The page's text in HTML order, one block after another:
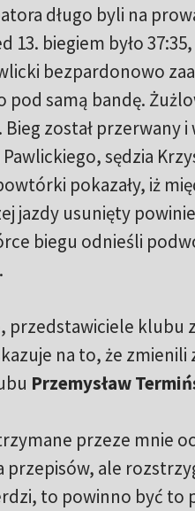
długo byli na
13. biegiem było
bezpardonowo
pod samą bandę.
Bieg został przerwany
sędzia
pokazały, iż
jazdy usunięty
biegu odnieśli
przedstawiciele klubu
na to, że
Przemysław
przeze mnie
ale
to powinno być to